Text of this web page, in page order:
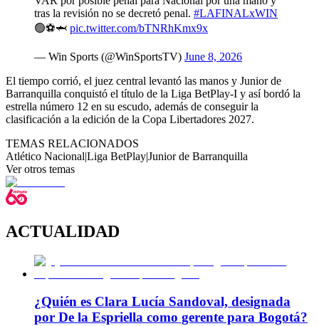
tras la revisión no se decretó penal. #LAFINALxWIN
🟢⚽🦈 pic.twitter.com/bTNRhKmx9x
— Win Sports (@WinSportsTV) June 8, 2026
El tiempo corrió, el juez central levantó las manos y Junior de
Barranquilla conquistó el título de la Liga BetPlay-I y así bordó la
estrella número 12 en su escudo, además de conseguir la
clasificación a la edición de la Copa Libertadores 2027.
TEMAS RELACIONADOS
Atlético Nacional|Liga BetPlay|Junior de Barranquilla
Ver otros temas
ACTUALIDAD
¿Quién es Clara Lucía Sandoval, designada
por De la Espriella como gerente para Bogotá?